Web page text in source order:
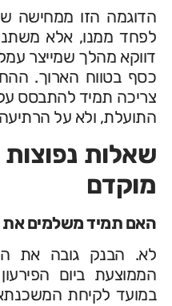
הדוגמה הזו ממחישה
לפחד ממנו, אלא
דווקא מהלך שמייצר
כסף בטווח הארוך.
צריכה תמיד להתבסס
התועלת, ולא על
שאלות
מוקדם
האם תמיד משלמים את
לא. הבנק גובה את
הממוצעת ביום
במועד לקיחת